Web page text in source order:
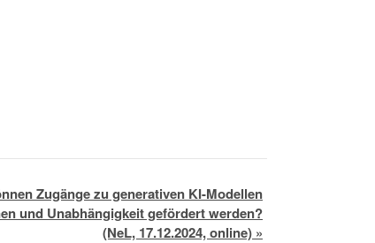
Zugänge zu generativen KI-Modellen
und Unabhängigkeit gefördert werden?
(NeL, 17.12.2024, online) »